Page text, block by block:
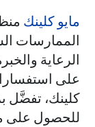
مايو كلينك
الممارسات
الرعاية
على
كلينك، تفضَّل
للحصول على